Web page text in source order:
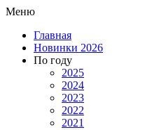
Меню
Главная
Новинки 2026
По году
2025
2024
2023
2022
2021